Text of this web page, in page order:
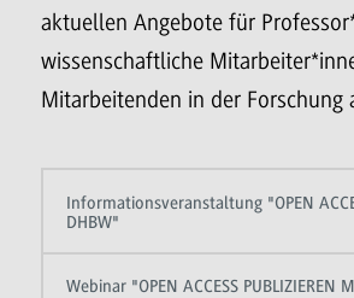
aktuellen Angebote für
wissenschaftliche
Mitarbeitenden in der Forschung
Informationsveranstaltung "OPEN
DHBW"
Webinar "OPEN ACCESS PUBLIZIEREN